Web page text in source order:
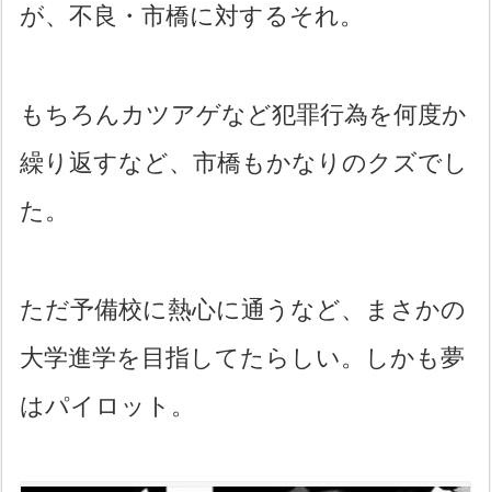
が、不良・市橋に対するそれ。
もちろんカツアゲなど犯罪行為を何度か
繰り返すなど、市橋もかなりのクズでし
た。
ただ予備校に熱心に通うなど、まさかの
大学進学を目指してたらしい。しかも夢
はパイロット。